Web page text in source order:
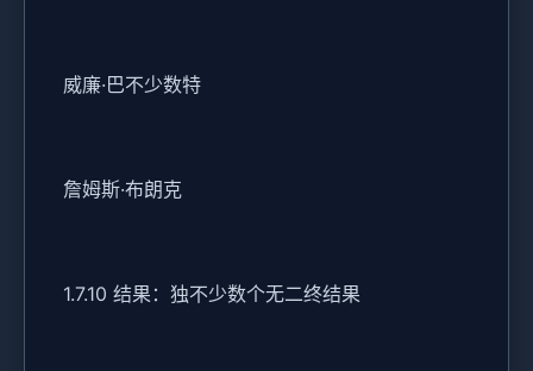
威廉·巴不少数特
詹姆斯·布朗克
1.7.10 结果：独不少数个无二终结果